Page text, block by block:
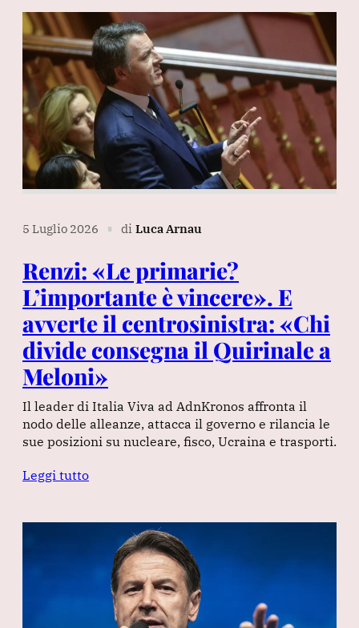
5 Luglio 2026 ∎ di Luca Arnau
Renzi: «Le primarie?
L’importante è vincere». E
avverte il centrosinistra: «Chi
divide consegna il Quirinale a
Meloni»
Il leader di Italia Viva ad AdnKronos affronta il
nodo delle alleanze, attacca il governo e rilancia le
sue posizioni su nucleare, fisco, Ucraina e trasporti.
Leggi tutto